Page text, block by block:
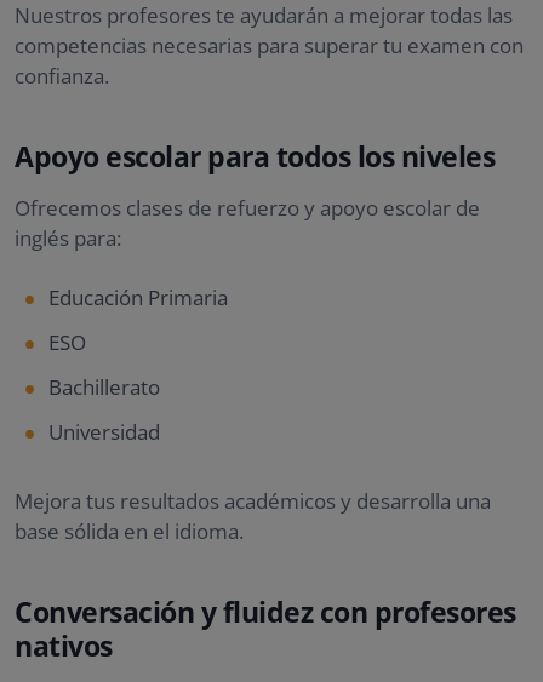
Nuestros profesores te ayudarán a mejorar todas las
competencias necesarias para superar tu examen con
confianza.
Apoyo escolar para todos los niveles
Ofrecemos clases de refuerzo y apoyo escolar de
inglés para:
Educación Primaria
ESO
Bachillerato
Universidad
Mejora tus resultados académicos y desarrolla una
base sólida en el idioma.
Conversación y fluidez con profesores
nativos